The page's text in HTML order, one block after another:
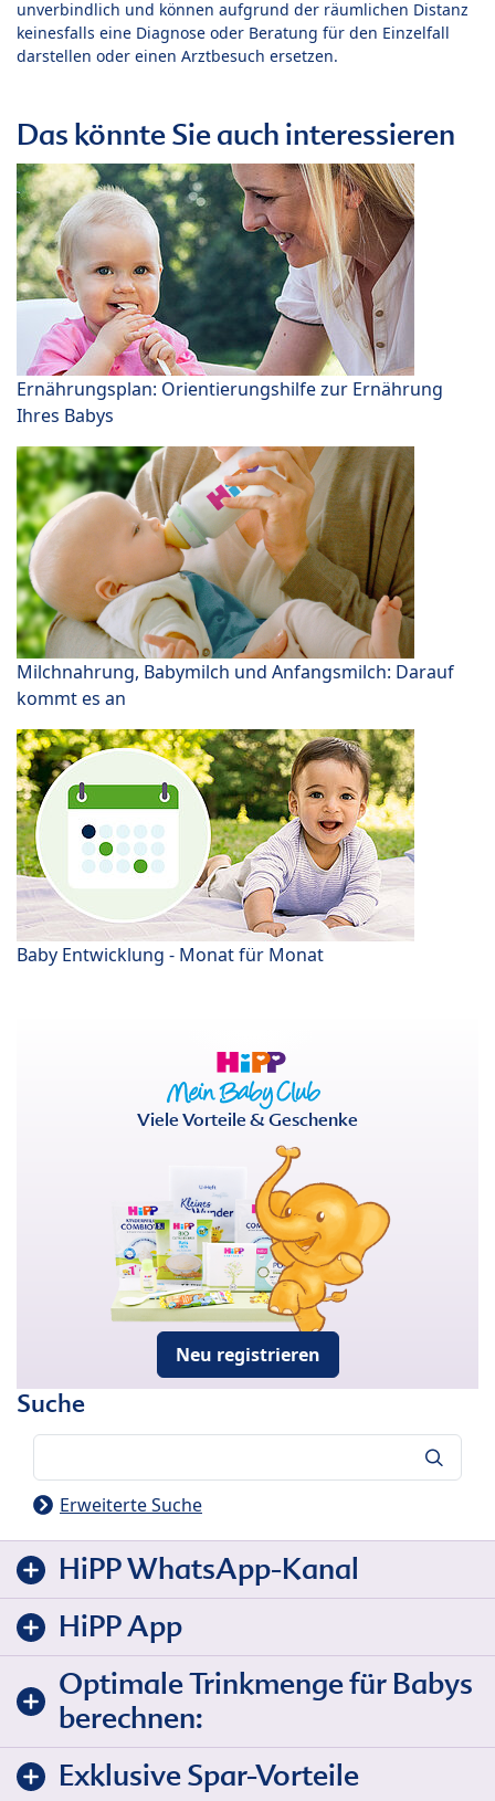
unverbindlich und können aufgrund der räumlichen Distanz
keinesfalls eine Diagnose oder Beratung für den Einzelfall
darstellen oder einen Arztbesuch ersetzen.
Das könnte Sie auch interessieren
Ernährungsplan: Orientierungshilfe zur Ernährung
Ihres Babys
Milchnahrung, Babymilch und Anfangsmilch: Darauf
kommt es an
Baby Entwicklung - Monat für Monat
Viele Vorteile & Geschenke
Neu registrieren
Suche
Erweiterte Suche
HiPP WhatsApp-Kanal
HiPP App
Optimale Trinkmenge für Babys
berechnen:
Exklusive Spar-Vorteile